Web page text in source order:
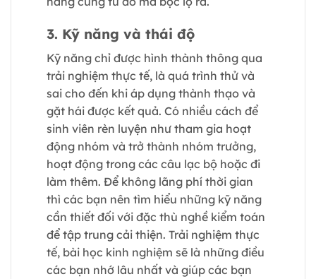
3. Kỹ năng và thái độ
Kỹ năng chỉ được hình thành thông qua
trải nghiệm thực tế, là quá trình thử và
sai cho đến khi áp dụng thành thạo và
gặt hái được kết quả. Có nhiều cách để
sinh viên rèn luyện như tham gia hoạt
động nhóm và trở thành nhóm trưởng,
hoạt động trong các câu lạc bộ hoặc đi
làm thêm. Để không lãng phí thời gian
thì các bạn nên tìm hiểu những kỹ năng
cần thiết đối với đặc thù nghề kiểm toán
để tập trung cải thiện. Trải nghiệm thực
tế, bài học kinh nghiệm sẽ là những điều
các bạn nhớ lâu nhất và giúp các bạn